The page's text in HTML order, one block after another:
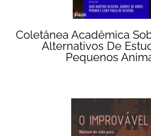
Coletânea Acadêmica
Alternativos De
Pequenos